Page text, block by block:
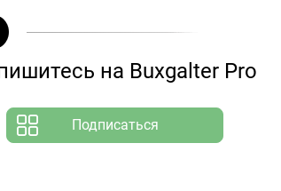
на Buxgalter Pro
Подписаться